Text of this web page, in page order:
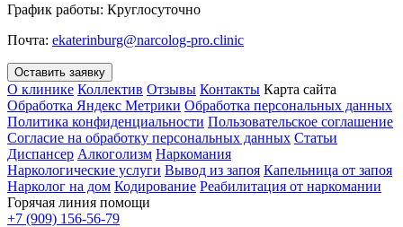
График работы: Круглосуточно
Почта: ekaterinburg@narcolog-pro.clinic
Оставить заявку
О клинике Коллектив Отзывы Контакты Карта сайта
Обработка Яндекс Метрики Обработка персональных данных
Политика конфиденциальности Пользовательское соглашение
Согласие на обработку персональных данных Статьи
Диспансер Алкоголизм Наркомания
Наркологические услуги Вывод из запоя Капельница от запоя
Нарколог на дом Кодирование Реабилитация от наркомании
Горячая линия помощи
+7 (909) 156-56-79